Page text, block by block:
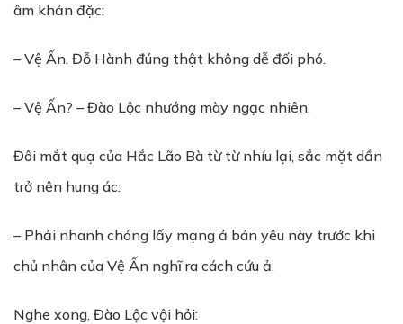
âm khản đặc:
– Vệ Ấn. Đỗ Hành đúng thật không dễ đối phó.
– Vệ Ấn? – Đào Lộc nhướng mày ngạc nhiên.
Đôi mắt quạ của Hắc Lão Bà từ từ nhíu lại, sắc mặt dần
trở nên hung ác:
– Phải nhanh chóng lấy mạng ả bán yêu này trước khi
chủ nhân của Vệ Ấn nghĩ ra cách cứu ả.
Nghe xong, Đào Lộc vội hỏi: